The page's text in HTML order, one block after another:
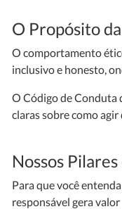
O Propósito
O comportamento
inclusivo e honesto,
O Código de Conduta
claras sobre como
Nossos
Para que você
responsável gera